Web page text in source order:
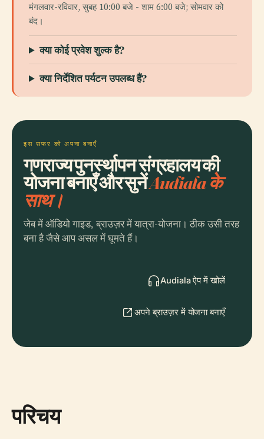
मंगलवार-रविवार, सुबह 10:00 बजे - शाम 6:00 बजे; सोमवार को
बंद।
क्या कोई प्रवेश शुल्क है?
क्या निर्देशित पर्यटन उपलब्ध हैं?
इस सफर को अपना बनाएँ
गणराज्य पुनर्स्थापन संग्रहालय की
योजना बनाएँ और सुनेंAudiala के
साथ।
जेब में ऑडियो गाइड, ब्राउज़र में यात्रा-योजना। ठीक उसी तरह
बना है जैसे आप असल में घूमते हैं।
Audiala ऐप में खोलें
अपने ब्राउज़र में योजना बनाएँ
परिचय